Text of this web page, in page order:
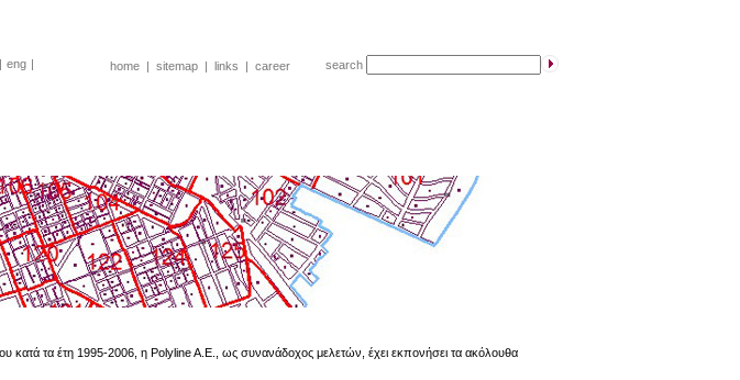
| eng | home | sitemap | links | career search
κατά τα έτη 1995-2006, η Polyline A.E., ως συνανάδοχος μελετών, έχει εκπονήσει τα ακόλουθα